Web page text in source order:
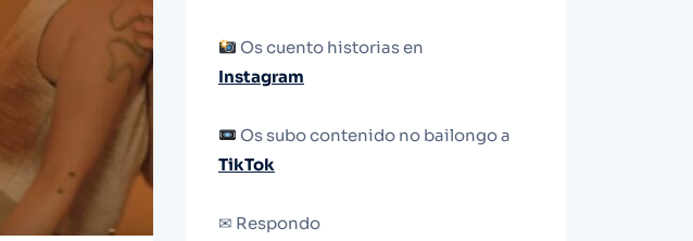
Os cuento historias en
Instagram
Os subo contenido no bailongo a
TikTok
✉ Respondo